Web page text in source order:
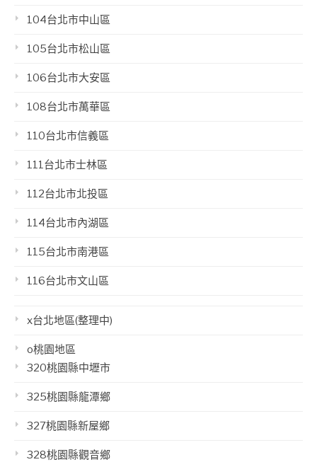
104台北市中山區
105台北市松山區
106台北市大安區
108台北市萬華區
110台北市信義區
111台北市士林區
112台北市北投區
114台北市內湖區
115台北市南港區
116台北市文山區
x台北地區(整理中)
o桃園地區
320桃園縣中壢市
325桃園縣龍潭鄉
327桃園縣新屋鄉
328桃園縣觀音鄉